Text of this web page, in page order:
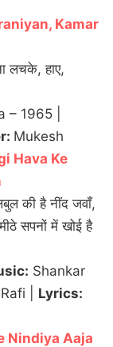
Kamar
लचके, हाए,
– 1965 |
Mukesh
Hava Ke
की है नींद जवाँ,
सपनों में खोई है
Shankar
| Lyrics:
Nindiya Aaja